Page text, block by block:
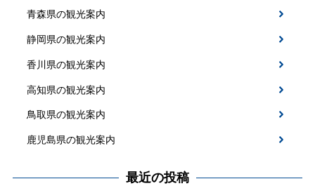
青森県の観光案内
静岡県の観光案内
香川県の観光案内
高知県の観光案内
鳥取県の観光案内
鹿児島県の観光案内
最近の投稿